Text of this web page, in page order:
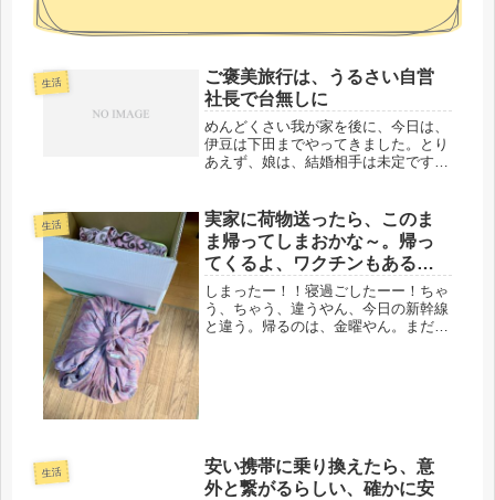
生活
ご褒美旅行は、うるさい自営
社長で台無しに
めんどくさい我が家を後に、今日は、
伊豆は下田までやってきました。とり
あえず、娘は、結婚相手は未定です
え膳、温泉つきのGOTOri利用でやっ
てきました。もち、初めてのおどり
こ...
生活
実家に荷物送ったら、このま
ま帰ってしまおかな～。帰っ
てくるよ、ワクチンもあるし
ね。
しまったー！！寝過ごしたーー！ちゃ
う、ちゃう、違うやん、今日の新幹線
と違う。帰るのは、金曜やん。まだ大
生活
安い携帯に乗り換えたら、意
外と繋がるらしい、確かに安